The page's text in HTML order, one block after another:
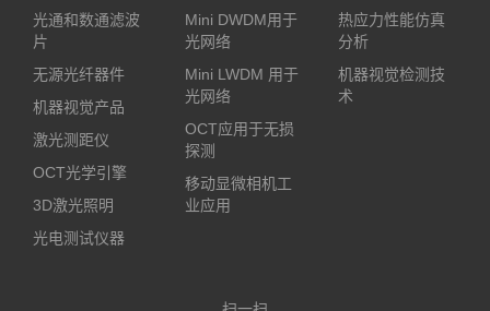
光通和数通滤波
片
无源光纤器件
机器视觉产品
激光测距仪
OCT光学引擎
3D激光照明
光电测试仪器
Mini DWDM用于
光网络
Mini LWDM 用于
光网络
OCT应用于无损
探测
移动显微相机工
业应用
热应力性能仿真
分析
机器视觉检测技
术